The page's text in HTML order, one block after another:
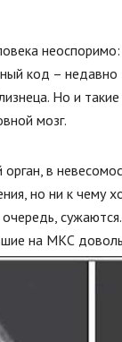
код –
Но и
мозг.
в
но ни к чему
на МКС